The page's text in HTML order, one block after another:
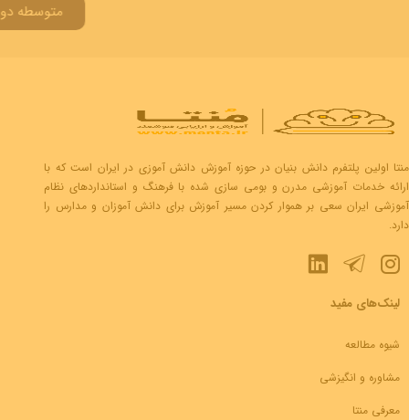
متوسطه دوم
منتا اولین پلتفرم دانش بنیان در حوزه آموزش دانش آموزی در ایران است که با
ارائه خدمات آموزشی مدرن و بومی سازی شده با فرهنگ و استانداردهای نظام
آموزشی ایران سعی بر هموار کردن مسیر آموزش برای دانش آموزان و مدارس را
دارد.
لینک‌های مفید
شیوه مطالعه
مشاوره و انگیزشی
معرفی منتا